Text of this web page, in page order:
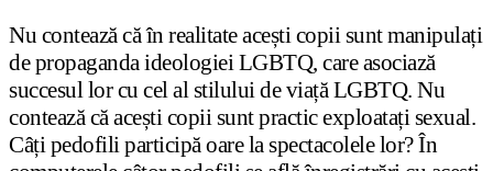
Nu contează că în realitate acești copii sunt manipulați
de propaganda ideologiei LGBTQ, care asociază
succesul lor cu cel al stilului de viață LGBTQ. Nu
contează că acești copii sunt practic exploatați sexual.
Câți pedofili participă oare la spectacolele lor? În